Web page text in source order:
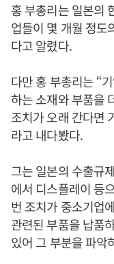
홍 부총리는 일본의
업들이 몇 개월 정도
다고 알렸다.
다만 홍 부총리는 “
하는 소재와 부품을
조치가 오래 간다면
라고 내다봤다.
그는 일본의 수출규
에서 디스플레이 등
번 조치가 중소기업
관련된 부품을 납품
있어 그 부분을 파악